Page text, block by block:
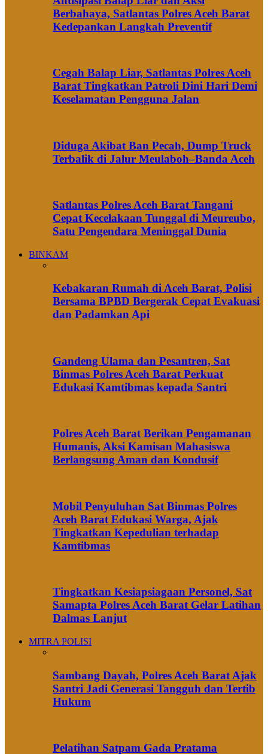
Berbahaya, Satlantas Polres Aceh Barat
Kedepankan Langkah Preventif
Cegah Balap Liar, Satlantas Polres Aceh
Barat Tingkatkan Patroli Dini Hari Demi
Keselamatan Pengguna Jalan
Diduga Akibat Ban Pecah, Dump Truck
Terbalik di Jalur Meulaboh–Banda Aceh
Satlantas Polres Aceh Barat Tangani
Cepat Kecelakaan Tunggal di Meureubo,
Satu Pengendara Meninggal Dunia
BINKAM
Kebakaran Rumah di Aceh Barat, Polisi
Bersama BPBD Bergerak Cepat Evakuasi
dan Padamkan Api
Gandeng Ulama dan Pesantren, Sat
Binmas Polres Aceh Barat Perkuat
Edukasi Kamtibmas kepada Santri
Polres Aceh Barat Berikan Pengamanan
Humanis, Aksi Kamisan Mahasiswa
Berlangsung Aman dan Kondusif
Mobil Penyuluhan Sat Binmas Polres
Aceh Barat Edukasi Warga, Ajak
Tingkatkan Kepedulian terhadap
Kamtibmas
Tingkatkan Kesiapsiagaan Personel, Sat
Samapta Polres Aceh Barat Gelar Latihan
Dalmas Lanjut
MITRA POLISI
Sambang Dayah, Polres Aceh Barat Ajak
Santri Jadi Generasi Tangguh dan Tertib
Hukum
Pelatihan Satpam Gada Pratama